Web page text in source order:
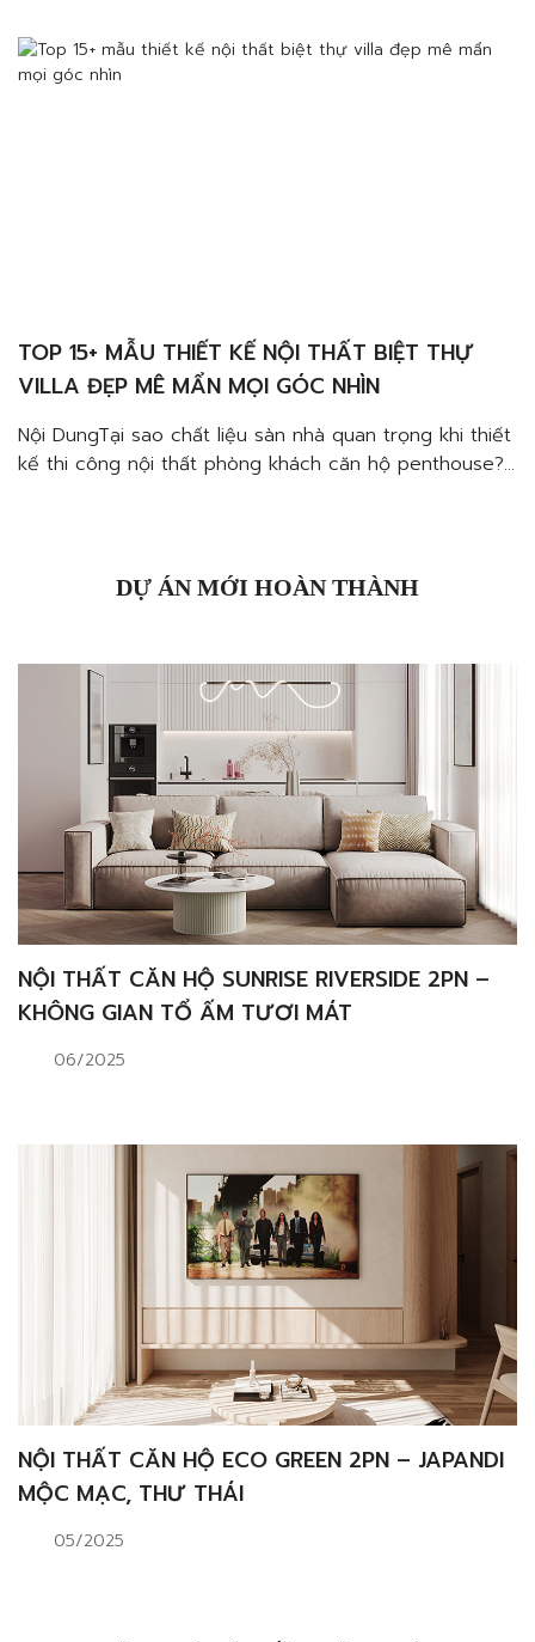
gỗĐá tự nhiên Top 10+ mẫu thiết […]
TOP 15+ MẪU THIẾT KẾ NỘI THẤT BIỆT THỰ
VILLA ĐẸP MÊ MẨN MỌI GÓC NHÌN
Nội DungTại sao chất liệu sàn nhà quan trọng khi thiết
kế thi công nội thất phòng khách căn hộ penthouse?
gỗĐá tự nhiên Thiết kế nội thất […]
DỰ ÁN MỚI HOÀN THÀNH
NỘI THẤT CĂN HỘ SUNRISE RIVERSIDE 2PN –
KHÔNG GIAN TỔ ẤM TƯƠI MÁT
06/2025
NỘI THẤT CĂN HỘ ECO GREEN 2PN – JAPANDI
MỘC MẠC, THƯ THÁI
05/2025